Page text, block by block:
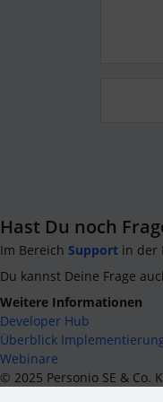
Hast Du noch
Im Bereich Support in der
Du kannst Deine Frage
Weitere Informationen
Developer Hub
Überblick
Webinare
© 2025 Personio SE & Co.